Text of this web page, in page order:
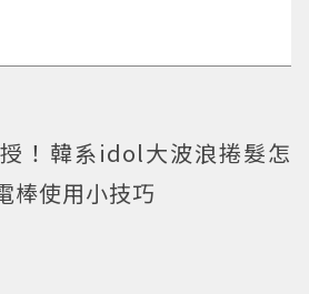
！韓系idol大波浪捲髮怎
棒使用小技巧